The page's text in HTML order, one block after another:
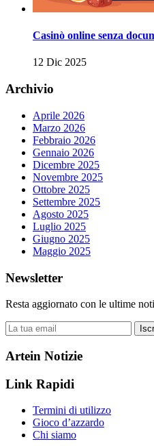
Casinò online senza
12 Dic 2025
Archivio
Aprile 2026
Marzo 2026
Febbraio 2026
Gennaio 2026
Dicembre 2025
Novembre 2025
Ottobre 2025
Settembre 2025
Agosto 2025
Luglio 2025
Giugno 2025
Maggio 2025
Newsletter
Resta aggiornato con le ultime
Artein Notizie
Link Rapidi
Termini di utilizzo
Gioco d’azzardo
Chi siamo